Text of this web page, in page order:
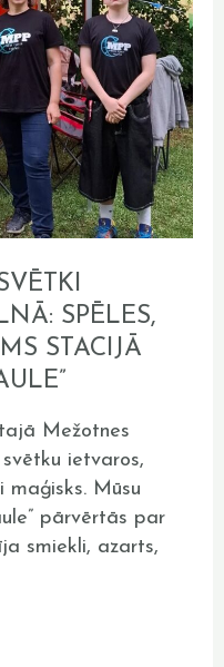
SPĒLES,
STACIJĀ
Mežotnes
ietvaros,
Mūsu
pārvērtās par
smiekli, azarts,